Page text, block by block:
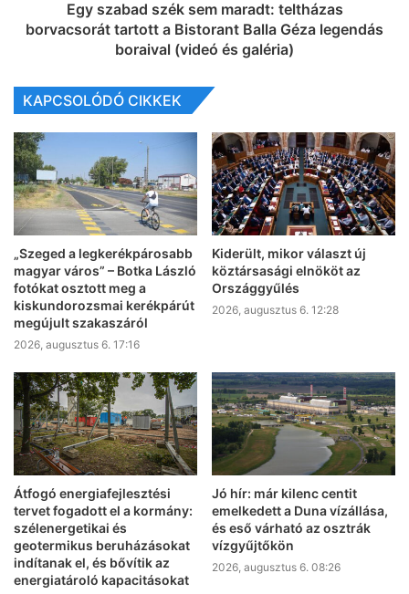
Egy szabad szék sem maradt: teltházas
borvacsorát tartott a Bistorant Balla Géza legendás
boraival (videó és galéria)
KAPCSOLÓDÓ CIKKEK
„Szeged a legkerékpárosabb
magyar város” – Botka László
fotókat osztott meg a
kiskundorozsmai kerékpárút
megújult szakaszáról
2026, augusztus 6. 17:16
Kiderült, mikor választ új
köztársasági elnököt az
Országgyűlés
2026, augusztus 6. 12:28
Átfogó energiafejlesztési
tervet fogadott el a kormány:
szélenergetikai és
geotermikus beruházásokat
indítanak el, és bővítik az
energiatároló kapacitásokat
Jó hír: már kilenc centit
emelkedett a Duna vízállása,
és eső várható az osztrák
vízgyűjtőkön
2026, augusztus 6. 08:26